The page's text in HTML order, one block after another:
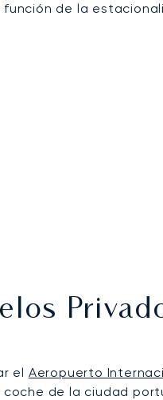
función de la
el Aeropuerto
de la ciudad